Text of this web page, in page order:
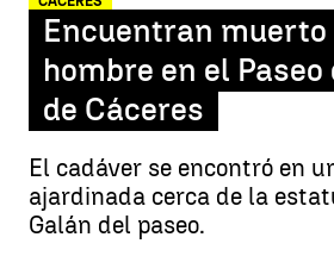
Encuentran muerto
hombre en el
de Cáceres
El cadáver se encontró en
ajardinada cerca de la
Galán del paseo.